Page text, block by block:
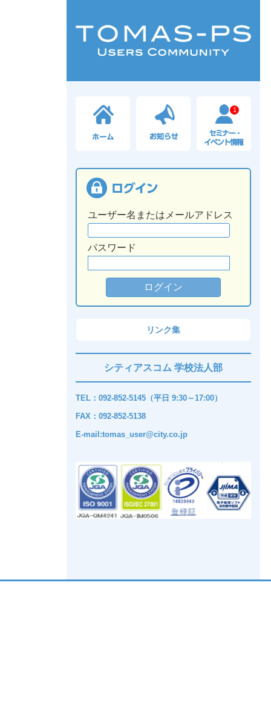
1
ユーザー名またはメールアドレス
パスワード
リンク集
シティアスコム 学校法人部
TEL：092-852-5145（平日 9:30～17:00）
FAX：092-852-5138
E-mail:tomas_user@city.co.jp